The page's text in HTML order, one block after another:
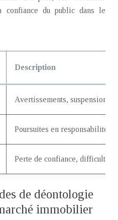
confiance du public dans le
Description
Avertissements, suspensions,
Poursuites en responsabilité
Perte de confiance, difficulté à
de déontologie
immobilier